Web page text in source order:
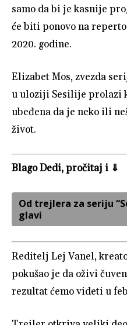
samo da bi je kasnije
će biti ponovo na
2020. godine.
Elizabet Mos, zvezda
u uloziji Sesilije prolazi
ubeđena da je neko ili
život.
Blago Dedi, pročitaj i ⇓
Od trejlera za seriju
glavi
Reditelj Lej Vanel,
pokušao je da oživi
rezultat ćemo videti u